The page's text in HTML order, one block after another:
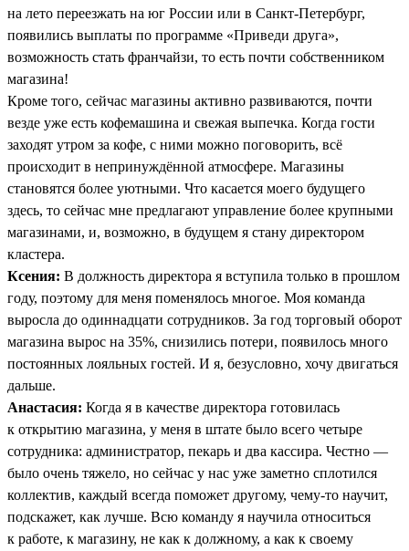
на лето переезжать на юг России или в Санкт-Петербург,
появились выплаты по программе «Приведи друга»,
возможность стать франчайзи, то есть почти собственником
магазина!
Кроме того, сейчас магазины активно развиваются, почти
везде уже есть кофемашина и свежая выпечка. Когда гости
заходят утром за кофе, с ними можно поговорить, всё
происходит в непринуждённой атмосфере. Магазины
становятся более уютными. Что касается моего будущего
здесь, то сейчас мне предлагают управление более крупными
магазинами, и, возможно, в будущем я стану директором
кластера.
Ксения: В должность директора я вступила только в прошлом
году, поэтому для меня поменялось многое. Моя команда
выросла до одиннадцати сотрудников. За год торговый оборот
магазина вырос на 35%, снизились потери, появилось много
постоянных лояльных гостей. И я, безусловно, хочу двигаться
дальше.
Анастасия: Когда я в качестве директора готовилась
к открытию магазина, у меня в штате было всего четыре
сотрудника: администратор, пекарь и два кассира. Честно —
было очень тяжело, но сейчас у нас уже заметно сплотился
коллектив, каждый всегда поможет другому, чему-то научит,
подскажет, как лучше. Всю команду я научила относиться
к работе, к магазину, не как к должному, а как к своему